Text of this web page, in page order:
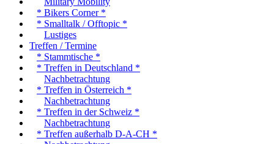
* Bikers Corner *
* Smalltalk / Offtopic *
Lustiges
Treffen / Termine
* Stammtische *
* Treffen in Deutschland *
Nachbetrachtung
* Treffen in Österreich *
Nachbetrachtung
* Treffen in der Schweiz *
Nachbetrachtung
* Treffen außerhalb D-A-CH *